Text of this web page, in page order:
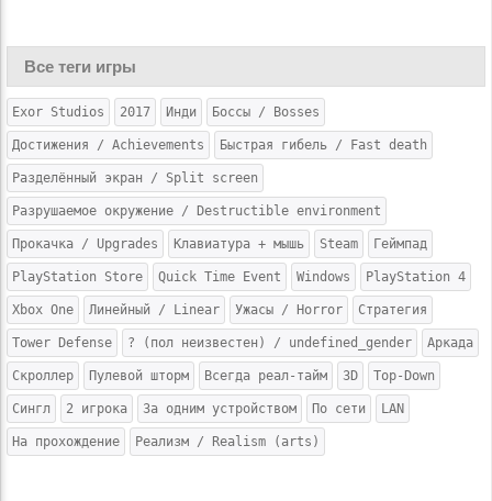
Все теги игры
Exor Studios 2017 Инди Боссы / Bosses
Достижения / Achievements Быстрая гибель / Fast death
Разделённый экран / Split screen
Разрушаемое окружение / Destructible environment
Прокачка / Upgrades Клавиатура + мышь Steam Геймпад
PlayStation Store Quick Time Event Windows PlayStation 4
Xbox One Линейный / Linear Ужасы / Horror Стратегия
Tower Defense ? (пол неизвестен) / undefined_gender Аркада
Скроллер Пулевой шторм Всегда реал-тайм 3D Top-Down
Сингл 2 игрока За одним устройством По сети LAN
На прохождение Реализм / Realism (arts)